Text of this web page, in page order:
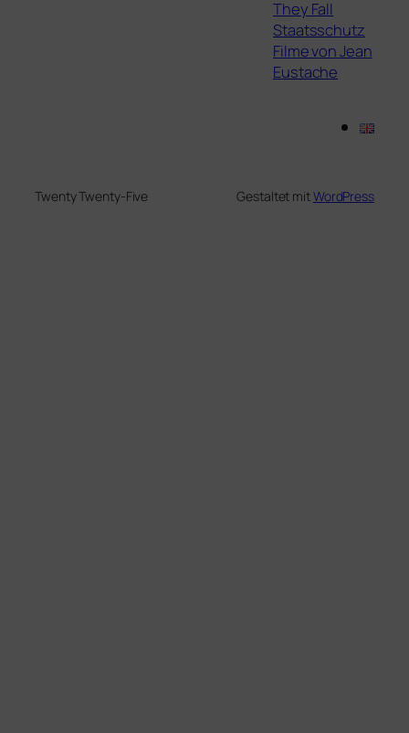
They Fall
Staatsschutz
Filme von Jean
Eustache
Twenty Twenty-Five Gestaltet mitWordPress